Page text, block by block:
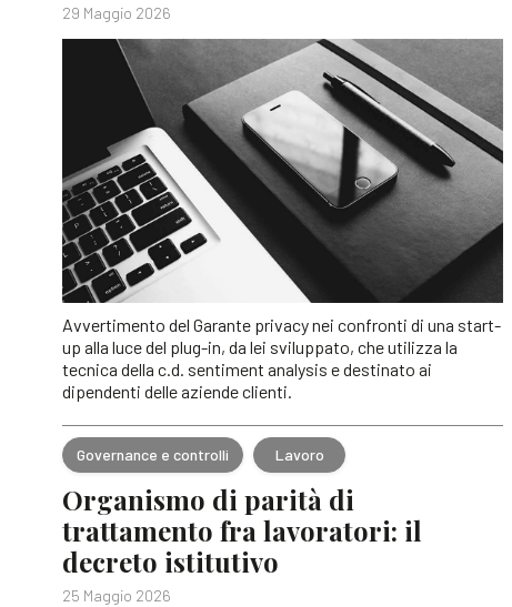
29 Maggio 2026
Avvertimento del Garante privacy nei confronti di una start-
up alla luce del plug-in, da lei sviluppato, che utilizza la
tecnica della c.d. sentiment analysis e destinato ai
dipendenti delle aziende clienti.
Governance e controlli Lavoro
Organismo di parità di
trattamento fra lavoratori: il
decreto istitutivo
25 Maggio 2026